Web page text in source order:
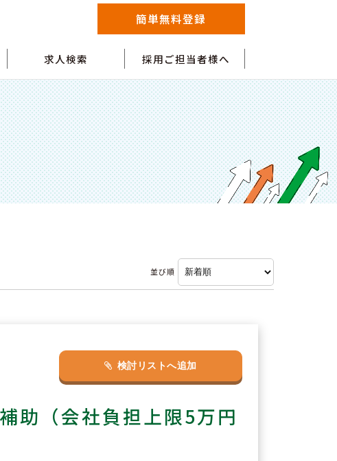
簡単無料登録
求人検索 採用ご担当者様へ
並び順
検討リストへ追加
助（会社負担上限5万円